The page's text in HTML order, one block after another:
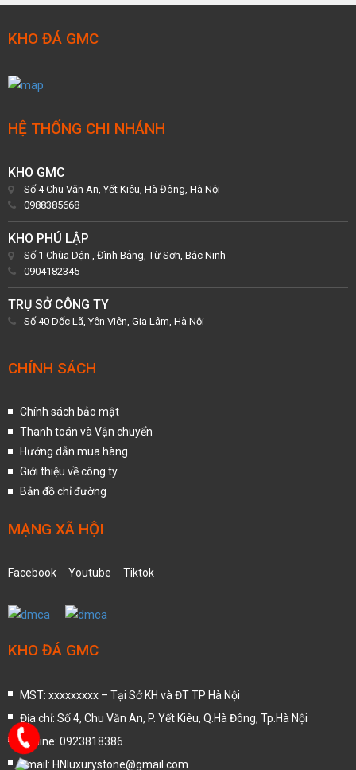
KHO ĐÁ GMC
HỆ THỐNG CHI NHÁNH
KHO GMC
Số 4 Chu Văn An, Yết Kiêu, Hà Đông, Hà Nội
0988385668
KHO PHÚ LẬP
Số 1 Chùa Dận , Đình Bảng, Từ Sơn, Bắc Ninh
0904182345
TRỤ SỞ CÔNG TY
Số 40 Dốc Lã, Yên Viên, Gia Lâm, Hà Nội
CHÍNH SÁCH
Chính sách bảo mật
Thanh toán và Vận chuyển
Hướng dẫn mua hàng
Giới thiệu về công ty
Bản đồ chỉ đường
MẠNG XÃ HỘI
Facebook Youtube Tiktok
KHO ĐÁ GMC
MST: xxxxxxxxx – Tại Sở KH và ĐT TP Hà Nội
Địa chỉ: Số 4, Chu Văn An, P. Yết Kiêu, Q.Hà Đông, Tp.Hà Nội
Hotline: 0923818386
Email: HNluxurystone@gmail.com